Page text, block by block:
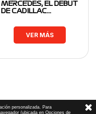
MERCEDES, EL DEBUT
DE CADILLAC…
VER MÁS
personalizada. Para
(ubicada en Opciones de